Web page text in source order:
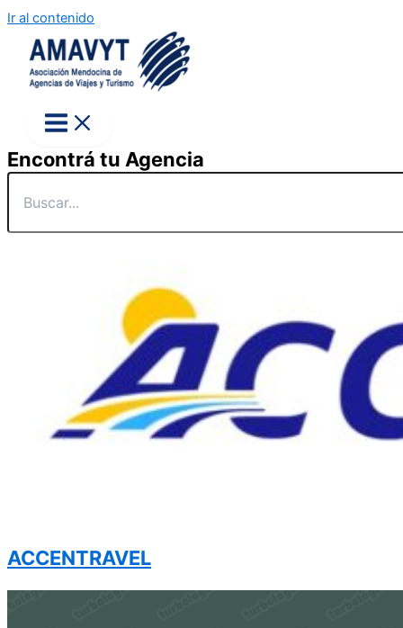
Ir al contenido
Encontrá tu Agencia
ACCENTRAVEL